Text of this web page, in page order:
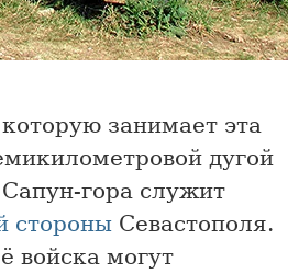
занимает эта
дугой
Сапун-гора служит
Севастополя.
войска могут